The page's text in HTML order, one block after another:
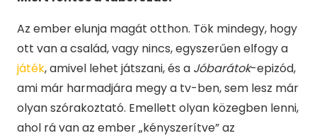
Az ember elunja magát otthon. Tök mindegy, hogy
ott van a család, vagy nincs, egyszerűen elfogy a
játék, amivel lehet játszani, és a Jóbarátok-epizód,
ami már harmadjára megy a tv-ben, sem lesz már
olyan szórakoztató. Emellett olyan közegben lenni,
ahol rá van az ember „kényszerítve” az